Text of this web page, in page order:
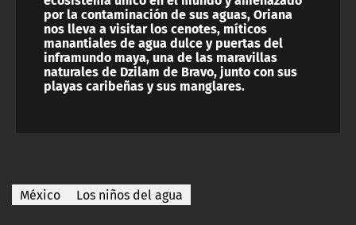
por la contaminación de sus aguas, Oriana
nos lleva a visitar los cenotes, míticos
manantiales de agua dulce y puertas del
inframundo maya, una de las maravillas
naturales de Dzilam de Bravo, junto con sus
playas caribeñas y sus manglares.
México Los niños del agua